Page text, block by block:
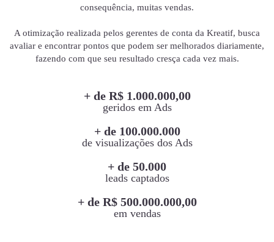
consequência, muitas vendas.
A otimização realizada pelos gerentes de conta da Kreatif, busca
avaliar e encontrar pontos que podem ser melhorados diariamente,
fazendo com que seu resultado cresça cada vez mais.
+ de R$ 1.000.000,00
geridos em Ads
+ de 100.000.000
de visualizações dos Ads
+ de 50.000
leads captados
+ de R$ 500.000.000,00
em vendas